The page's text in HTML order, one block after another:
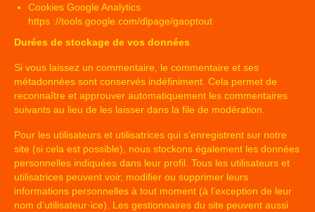
Cookies Google Analytics
https ://tools.google.com/dlpage/gaoptout
Durées de stockage de vos données
Si vous laissez un commentaire, le commentaire et ses
métadonnées sont conservés indéfiniment. Cela permet de
reconnaître et approuver automatiquement les commentaires
suivants au lieu de les laisser dans la file de modération.
Pour les utilisateurs et utilisatrices qui s’enregistrent sur notre
site (si cela est possible), nous stockons également les données
personnelles indiquées dans leur profil. Tous les utilisateurs et
utilisatrices peuvent voir, modifier ou supprimer leurs
informations personnelles à tout moment (à l’exception de leur
nom d’utilisateur·ice). Les gestionnaires du site peuvent aussi